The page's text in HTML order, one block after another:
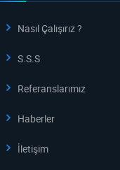
Nasıl Çalışırız ?
S.S.S
Referanslarımız
Haberler
İletişim